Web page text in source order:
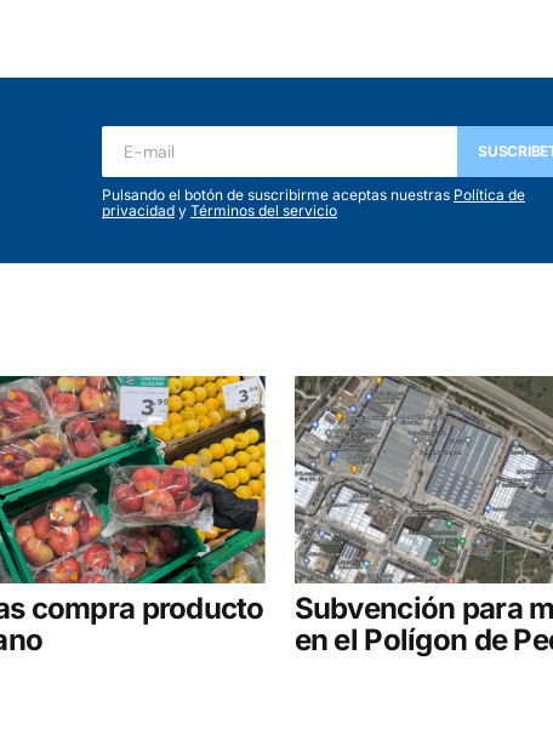
Pulsando el botón de suscribirme aceptas nuestras Política de
privacidad y Términos del servicio
compra producto
Subvención para
en el Polígon de